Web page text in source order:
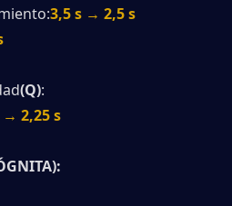
3,5 s → 2,5 s
(Q):
→ 2,25 s